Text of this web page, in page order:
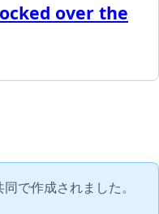
over the
同で作成されました。